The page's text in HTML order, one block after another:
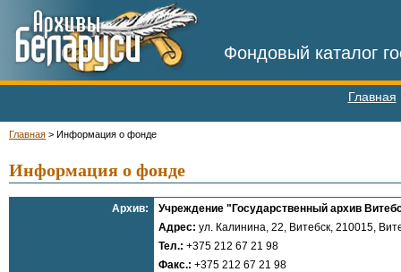
Фондовый каталог
Главная
Главная > Информация о фонде
Информация о фонде
Архив:
Учреждение "Государственный архив
Адрес: ул. Калинина, 22, Витебск, 210015,
Тел.: +375 212 67 21 98
Факс.: +375 212 67 21 98